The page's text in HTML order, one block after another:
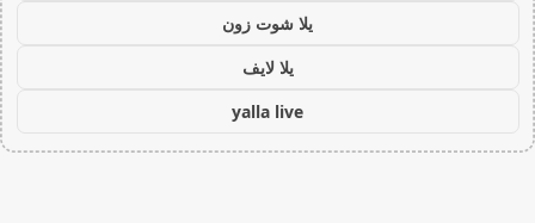
يلا شوت زون
يلا لايف
yalla live